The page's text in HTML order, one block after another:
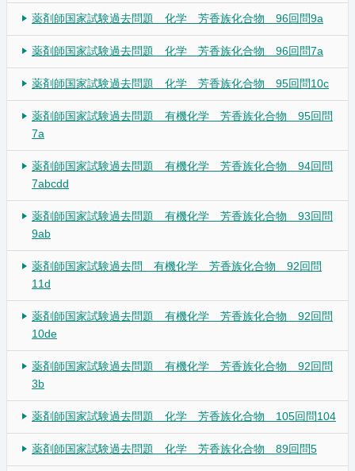
薬剤師国家試験過去問題 化学 芳香族化合物 96回問9a
薬剤師国家試験過去問題 化学 芳香族化合物 96回問7a
薬剤師国家試験過去問題 化学 芳香族化合物 95回問10c
薬剤師国家試験過去問題 有機化学 芳香族化合物 95回問
7a
薬剤師国家試験過去問題 有機化学 芳香族化合物 94回問
7abcdd
薬剤師国家試験過去問題 有機化学 芳香族化合物 93回問
9ab
薬剤師国家試験過去問 有機化学 芳香族化合物 92回問
11d
薬剤師国家試験過去問題 有機化学 芳香族化合物 92回問
10de
薬剤師国家試験過去問題 有機化学 芳香族化合物 92回問
3b
薬剤師国家試験過去問題 化学 芳香族化合物 105回問104
薬剤師国家試験過去問題 化学 芳香族化合物 89回問5